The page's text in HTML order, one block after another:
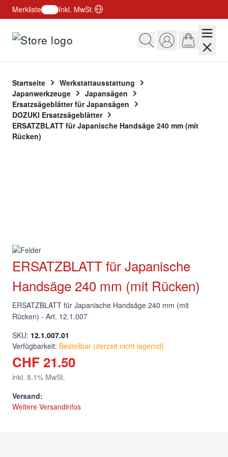
Merkliste
Inkl. MwSt.
Startseite
Werkstattausstattung
Japanwerkzeuge
Japansägen
Ersatzsägeblätter für Japansägen
DOZUKI Ersatzsägeblätter
ERSATZBLATT für Japanische Handsäge 240 mm (mit
Rücken)
ERSATZBLATT für Japanische
Handsäge 240 mm (mit Rücken)
ERSATZBLATT für Japanische Handsäge 240 mm (mit
Rücken) - Art. 12.1.007
SKU: 12.1.007.01
Verfügbarkeit: Bestellbar (derzeit nicht lagernd)
CHF 21.50
inkl.8.1% MwSt.
Versand:
Weitere Versandinfos